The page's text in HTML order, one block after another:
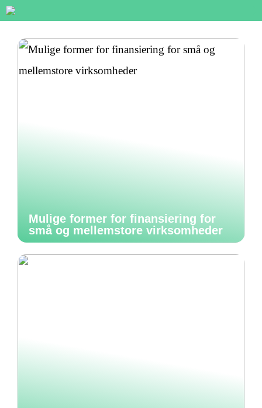
Mulige former for finansiering for
små og mellemstore virksomheder